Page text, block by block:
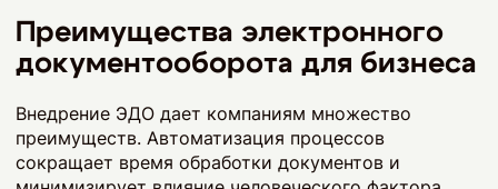
Преимущества электронного
документооборота для бизнеса
Внедрение ЭДО дает компаниям множество
преимуществ. Автоматизация процессов
сокращает время обработки документов и